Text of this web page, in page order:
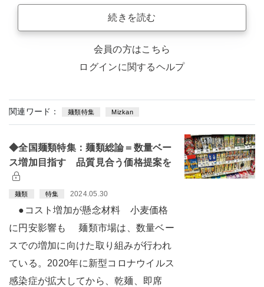
続きを読む
会員の方はこちら
ログインに関するヘルプ
関連ワード： 麺類特集 Mizkan
◆全国麺類特集：麺類総論＝数量ベー
ス増加目指す 品質見合う価格提案を
麺類 特集 2024.05.30
●コスト増加が懸念材料 小麦価格
に円安影響も 麺類市場は、数量ベー
スでの増加に向けた取り組みが行われ
ている。2020年に新型コロナウイルス
感染症が拡大してから、乾麺、即席